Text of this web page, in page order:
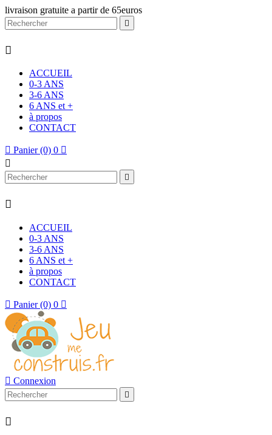
livraison gratuite a partir de 65euros


ACCUEIL
0-3 ANS
3-6 ANS
6 ANS et +
à propos
CONTACT
 Panier (0) 0 



ACCUEIL
0-3 ANS
3-6 ANS
6 ANS et +
à propos
CONTACT
 Panier (0) 0 
 Connexion

